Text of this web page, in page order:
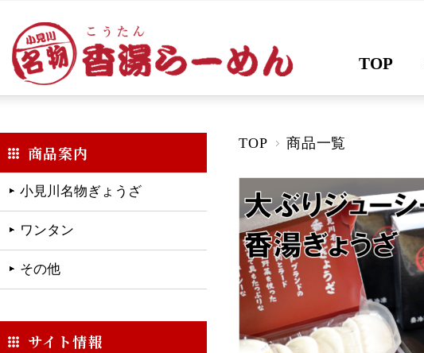
TOP
TOP 商品一覧
商品案内
小見川名物ぎょうざ
ワンタン
その他
サイト情報